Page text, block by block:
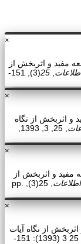
×
محسن . (1393). مطالعه مفید و اثربخش از
,
25
(3), 151-
×
اثربخش از نگاه
×
محسن. (1393). 'مطالعه مفید و اثربخش از
, 25(3), pp.
×
از نگاه آیات
و روایات," مطالعات کتابداری و سازماندهی اطلاعات, 25 3 (1393): 151-